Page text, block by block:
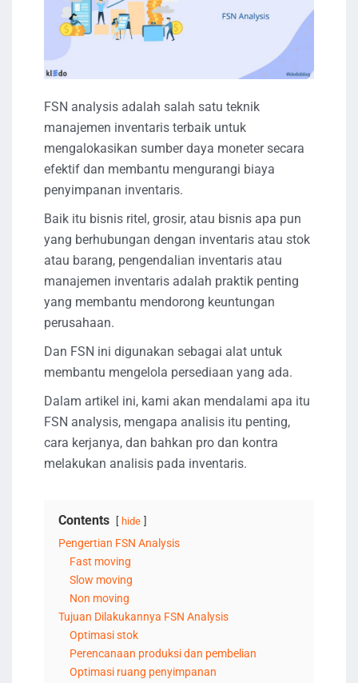
FSN analysis adalah salah satu teknik
manajemen inventaris terbaik untuk
mengalokasikan sumber daya moneter secara
efektif dan membantu mengurangi biaya
penyimpanan inventaris.
Baik itu bisnis ritel, grosir, atau bisnis apa pun
yang berhubungan dengan inventaris atau stok
atau barang, pengendalian inventaris atau
manajemen inventaris adalah praktik penting
yang membantu mendorong keuntungan
perusahaan.
Dan FSN ini digunakan sebagai alat untuk
membantu mengelola persediaan yang ada.
Dalam artikel ini, kami akan mendalami apa itu
FSN analysis, mengapa analisis itu penting,
cara kerjanya, dan bahkan pro dan kontra
melakukan analisis pada inventaris.
Contents hide
Pengertian FSN Analysis
Fast moving
Slow moving
Non moving
Tujuan Dilakukannya FSN Analysis
Optimasi stok
Perencanaan produksi dan pembelian
Optimasi ruang penyimpanan